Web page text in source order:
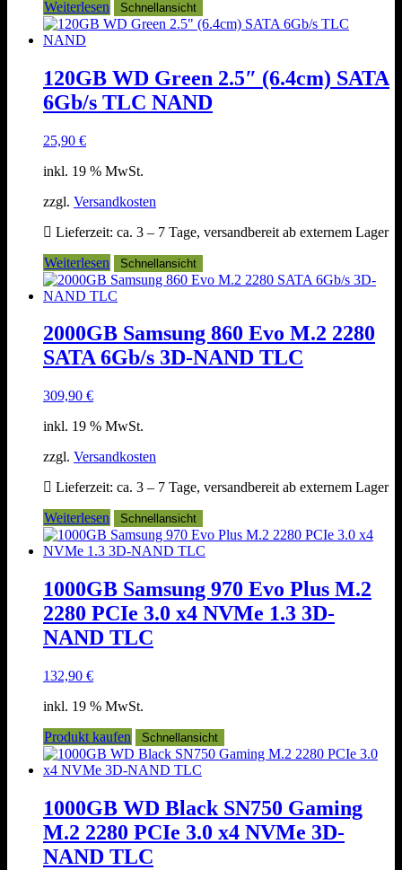
Weiterlesen Schnellansicht
120GB WD Green 2.5″ (6.4cm) SATA
6Gb/s TLC NAND
25,90 €
inkl. 19 % MwSt.
zzgl. Versandkosten
Lieferzeit: ca. 3 – 7 Tage, versandbereit ab externem Lager
Weiterlesen
Schnellansicht
2000GB Samsung 860 Evo M.2 2280
SATA 6Gb/s 3D-NAND TLC
309,90 €
inkl. 19 % MwSt.
zzgl. Versandkosten
Lieferzeit: ca. 3 – 7 Tage, versandbereit ab externem Lager
Weiterlesen
Schnellansicht
1000GB Samsung 970 Evo Plus M.2
2280 PCIe 3.0 x4 NVMe 1.3 3D-
NAND TLC
132,90 €
inkl. 19 % MwSt.
Produkt kaufen
Schnellansicht
1000GB WD Black SN750 Gaming
M.2 2280 PCIe 3.0 x4 NVMe 3D-
NAND TLC